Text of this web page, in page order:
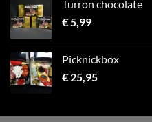
Turron chocolate
€5,99
Picknickbox
€ 25,95